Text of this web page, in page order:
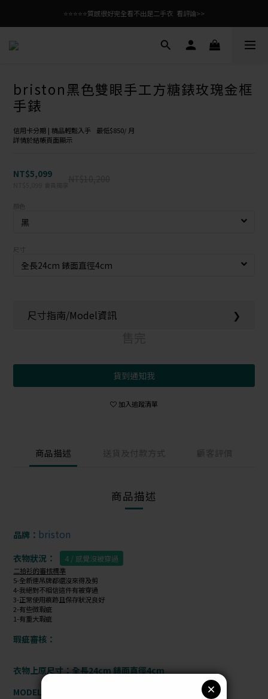
⭐⭐⭐⭐⭐質感很好完全看不出是二手衣  看評論>>
briston黑色雙眼手工方糖錶玫瑰金框
手錶
信用卡分期 | 精品輕鬆入手   最低$850/ 月
詳情於結帳頁面顯示
NT$10,200
NT$5,099
顏色
尺寸
尺寸指南/Model資訊 ❯
貨到通知我
加入追蹤清單
商品描述 送貨及付款方式 顧客評價
商品描述
品牌： briston
衣物狀況： 4 / 感覺沒被穿過
二拾衫的審核標準
5-全新連吊牌都還沒來得及剪
4-我絕對不相信這件有被穿過
3-正常使用痕跡且保存狀況良好
2-有些微瑕疵
1-有重大瑕疵
瑕疵審核：
衣物上原尺寸：全長24cm 錶面直徑4cm
MODEL資訊：